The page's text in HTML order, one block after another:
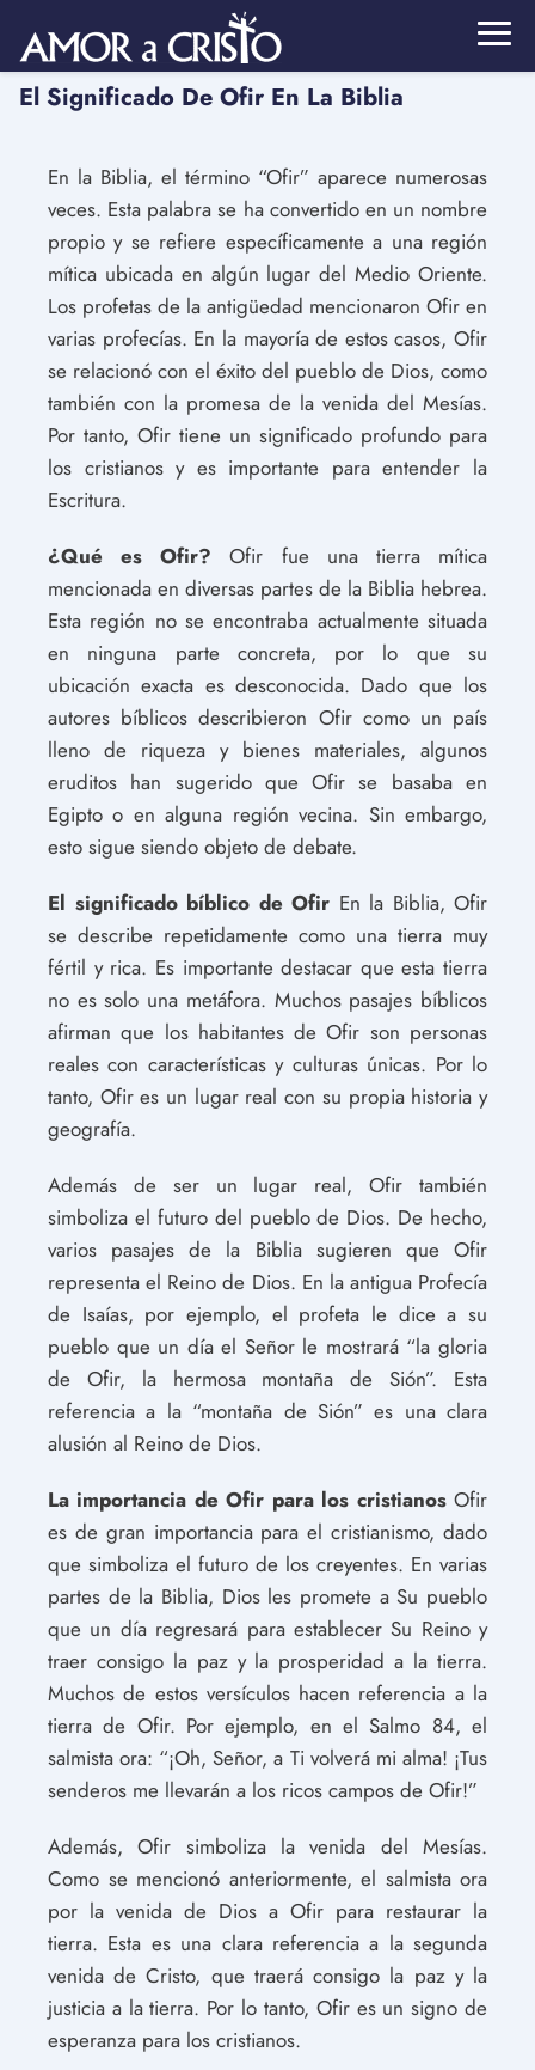
El Significado De Ofir En La Biblia
En la Biblia, el término “Ofir” aparece numerosas
veces. Esta palabra se ha convertido en un nombre
propio y se refiere específicamente a una región
mítica ubicada en algún lugar del Medio Oriente.
Los profetas de la antigüedad mencionaron Ofir en
varias profecías. En la mayoría de estos casos, Ofir
se relacionó con el éxito del pueblo de Dios, como
también con la promesa de la venida del Mesías.
Por tanto, Ofir tiene un significado profundo para
los cristianos y es importante para entender la
Escritura.
¿Qué es Ofir? Ofir fue una tierra mítica
mencionada en diversas partes de la Biblia hebrea.
Esta región no se encontraba actualmente situada
en ninguna parte concreta, por lo que su
ubicación exacta es desconocida. Dado que los
autores bíblicos describieron Ofir como un país
lleno de riqueza y bienes materiales, algunos
eruditos han sugerido que Ofir se basaba en
Egipto o en alguna región vecina. Sin embargo,
esto sigue siendo objeto de debate.
El significado bíblico de Ofir En la Biblia, Ofir
se describe repetidamente como una tierra muy
fértil y rica. Es importante destacar que esta tierra
no es solo una metáfora. Muchos pasajes bíblicos
afirman que los habitantes de Ofir son personas
reales con características y culturas únicas. Por lo
tanto, Ofir es un lugar real con su propia historia y
geografía.
Además de ser un lugar real, Ofir también
simboliza el futuro del pueblo de Dios. De hecho,
varios pasajes de la Biblia sugieren que Ofir
representa el Reino de Dios. En la antigua Profecía
de Isaías, por ejemplo, el profeta le dice a su
pueblo que un día el Señor le mostrará “la gloria
de Ofir, la hermosa montaña de Sión”. Esta
referencia a la “montaña de Sión” es una clara
alusión al Reino de Dios.
La importancia de Ofir para los cristianosOfir
es de gran importancia para el cristianismo, dado
que simboliza el futuro de los creyentes. En varias
partes de la Biblia, Dios les promete a Su pueblo
que un día regresará para establecer Su Reino y
traer consigo la paz y la prosperidad a la tierra.
Muchos de estos versículos hacen referencia a la
tierra de Ofir. Por ejemplo, en el Salmo 84, el
salmista ora: “¡Oh, Señor, a Ti volverá mi alma! ¡Tus
senderos me llevarán a los ricos campos de Ofir!”
Además, Ofir simboliza la venida del Mesías.
Como se mencionó anteriormente, el salmista ora
por la venida de Dios a Ofir para restaurar la
tierra. Esta es una clara referencia a la segunda
venida de Cristo, que traerá consigo la paz y la
justicia a la tierra. Por lo tanto, Ofir es un signo de
esperanza para los cristianos.